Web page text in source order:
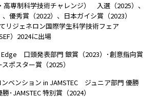
高専制科学技術チャレンジ） 入選（2025）、
優秀賞（2022）、日本ガイシ賞（2023）
リジェネロン国際学生科学技術フェア
）2024に出場
口頭発表部門 銀賞（2023）･創意指向賞
スポスター賞（2025）
ベンション in JAMSTEC ジュニア部門 優勝
勝･JAMSTEC 特別賞（2024）